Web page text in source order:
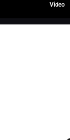
Video